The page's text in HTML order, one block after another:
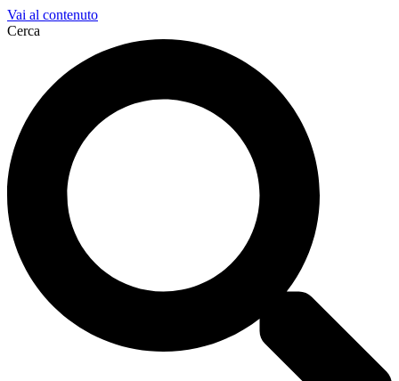
Vai al contenuto
Cerca